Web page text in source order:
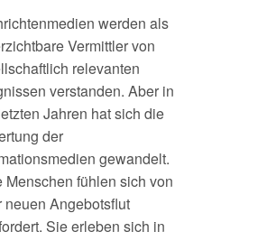
werden als
Vermittler von
relevanten
verstanden. Aber in
Jahren hat sich die
der
gewandelt.
Menschen fühlen sich von
neuen Angebotsflut
Sie erleben sich in